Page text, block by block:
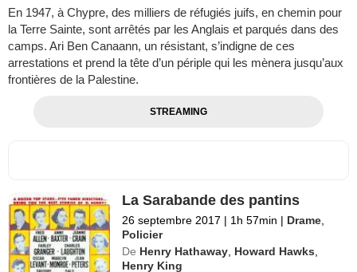
En 1947, à Chypre, des milliers de réfugiés juifs, en chemin pour
la Terre Sainte, sont arrêtés par les Anglais et parqués dans des
camps. Ari Ben Canaann, un résistant, s’indigne de ces
arrestations et prend la tête d’un périple qui les mènera jusqu’aux
frontières de la Palestine.
STREAMING
La Sarabande des pantins
26 septembre 2017 | 1h 57min | Drame
Policier
De Henry Hathaway Howard Hawks
Henry King